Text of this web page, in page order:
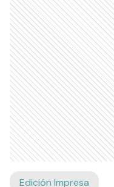
Edición Impresa